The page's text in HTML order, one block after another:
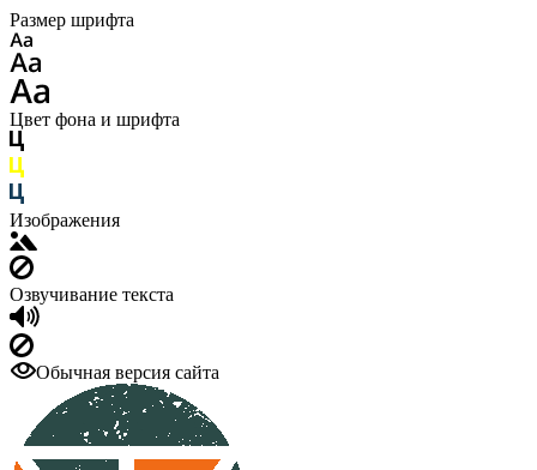
Размер шрифта
Цвет фона и шрифта
Изображения
Озвучивание текста
Обычная версия сайта